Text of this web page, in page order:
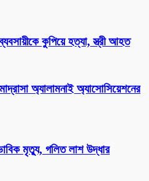
কুপিয়ে হত্যা, স্ত্রী আহত
অ্যালামনাই অ্যাসোসিয়েশনের
মৃত্যু, গলিত লাশ উদ্ধার